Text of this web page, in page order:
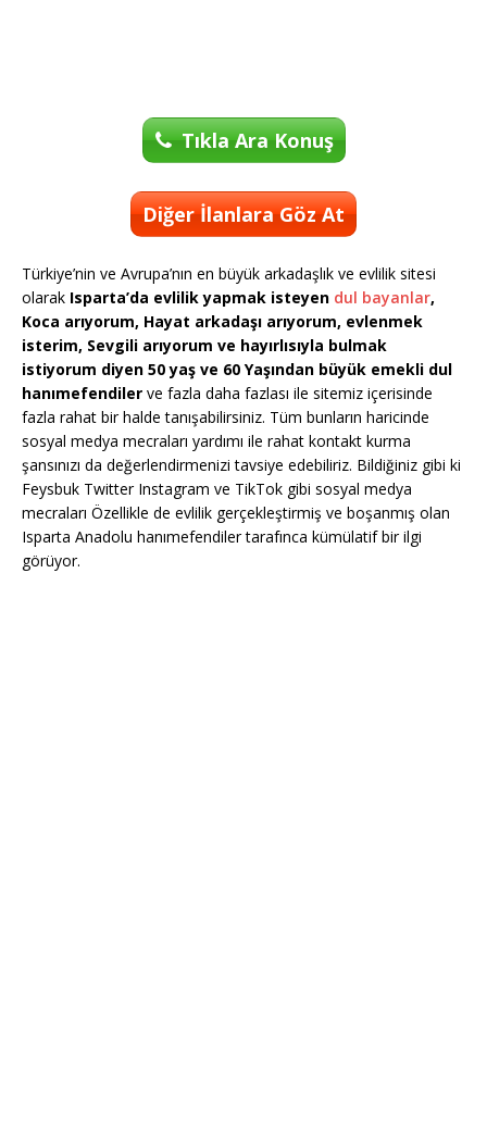
Tıkla Ara Konuş
Diğer İlanlara Göz At
Türkiye’nin ve Avrupa’nın en büyük arkadaşlık ve evlilik sitesi
olarak Isparta’da evlilik yapmak isteyen dul bayanlar,
Koca arıyorum, Hayat arkadaşı arıyorum, evlenmek
isterim, Sevgili arıyorum ve hayırlısıyla bulmak
istiyorum diyen 50 yaş ve 60 Yaşından büyük emekli dul
hanımefendiler ve fazla daha fazlası ile sitemiz içerisinde
fazla rahat bir halde tanışabilirsiniz. Tüm bunların haricinde
sosyal medya mecraları yardımı ile rahat kontakt kurma
şansınızı da değerlendirmenizi tavsiye edebiliriz. Bildiğiniz gibi ki
Feysbuk Twitter Instagram ve TikTok gibi sosyal medya
mecraları Özellikle de evlilik gerçekleştirmiş ve boşanmış olan
Isparta Anadolu hanımefendiler tarafınca kümülatif bir ilgi
görüyor.